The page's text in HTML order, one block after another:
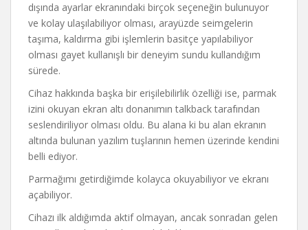
dışında ayarlar ekranındaki birçok seçeneğin bulunuyor
ve kolay ulaşılabiliyor olması, arayüzde seimgelerin
taşıma, kaldırma gibi işlemlerin basitçe yapılabiliyor
olması gayet kullanışlı bir deneyim sundu kullandığım
sürede.
Cihaz hakkında başka bir erişilebilirlik özelliği ise, parmak
izini okuyan ekran altı donanımın talkback tarafından
seslendiriliyor olması oldu. Bu alana ki bu alan ekranın
altında bulunan yazılım tuşlarının hemen üzerinde kendini
belli ediyor.
Parmağımı getirdiğimde kolayca okuyabiliyor ve ekranı
açabiliyor.
Cihazı ilk aldığımda aktif olmayan, ancak sonradan gelen